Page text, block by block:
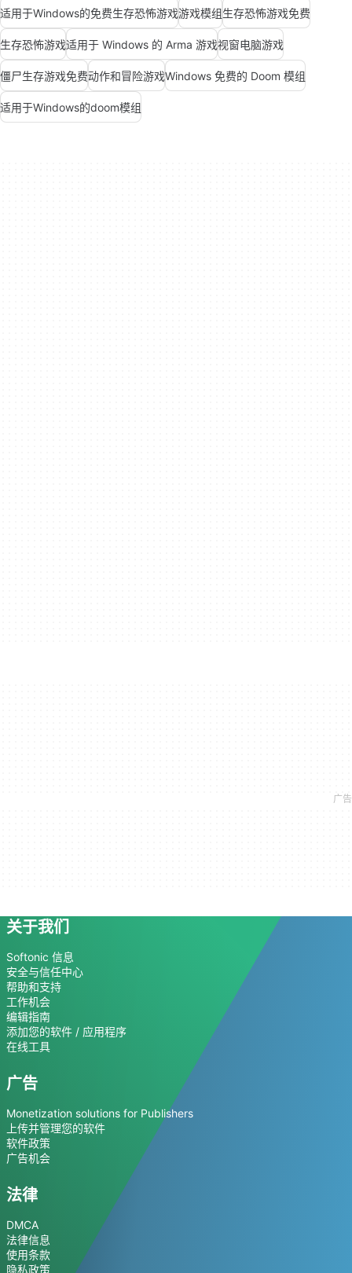
适用于Windows的免费生存恐怖游戏游戏模组生存恐怖游戏免费
生存恐怖游戏适用于 Windows 的 Arma 游戏视窗电脑游戏
僵尸生存游戏免费动作和冒险游戏Windows 免费的 Doom 模组
适用于Windows的doom模组
关于我们
Softonic 信息
安全与信任中心
帮助和支持
工作机会
编辑指南
添加您的软件 / 应用程序
在线工具
广告
Monetization solutions for Publishers
上传并管理您的软件
软件政策
广告机会
法律
DMCA
法律信息
使用条款
隐私政策